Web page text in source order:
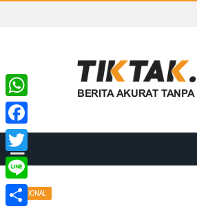
NASIONAL
WhatsApp
Facebook
Twitter
Line